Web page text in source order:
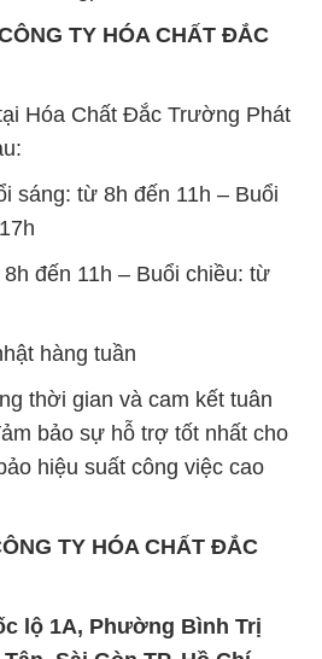
sáng: từ 8h đến 11h – Buổi
đến 11h – Buổi chiều: từ
hàng tuần
bảo sự hỗ trợ tốt nhất cho
hiệu suất công việc cao
TY HÓA CHẤT ĐẮC
lộ 1A, Phường Bình Trị
Sài Gòn TP. Hồ Chí